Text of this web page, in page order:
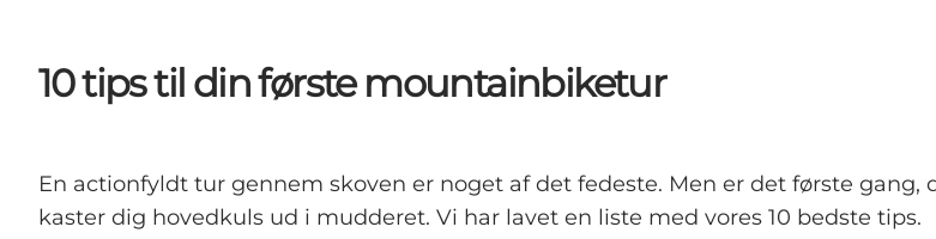
Mad og drikke
Overnatning
10 tips til din første mountainbiketur
En actionfyldt tur gennem skoven er noget af det fedeste. Men er det første
kaster dig hovedkuls ud i mudderet. Vi har lavet en liste med vores 10 bedste tips.